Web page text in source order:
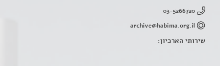
03-5266720
archive@habima.org.il
שירותי הארכיון: